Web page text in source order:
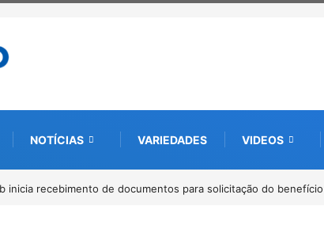
NOTÍCIAS VARIEDADES VIDEOS
do PSA PirarucuWorkshop internacional debate futuro da